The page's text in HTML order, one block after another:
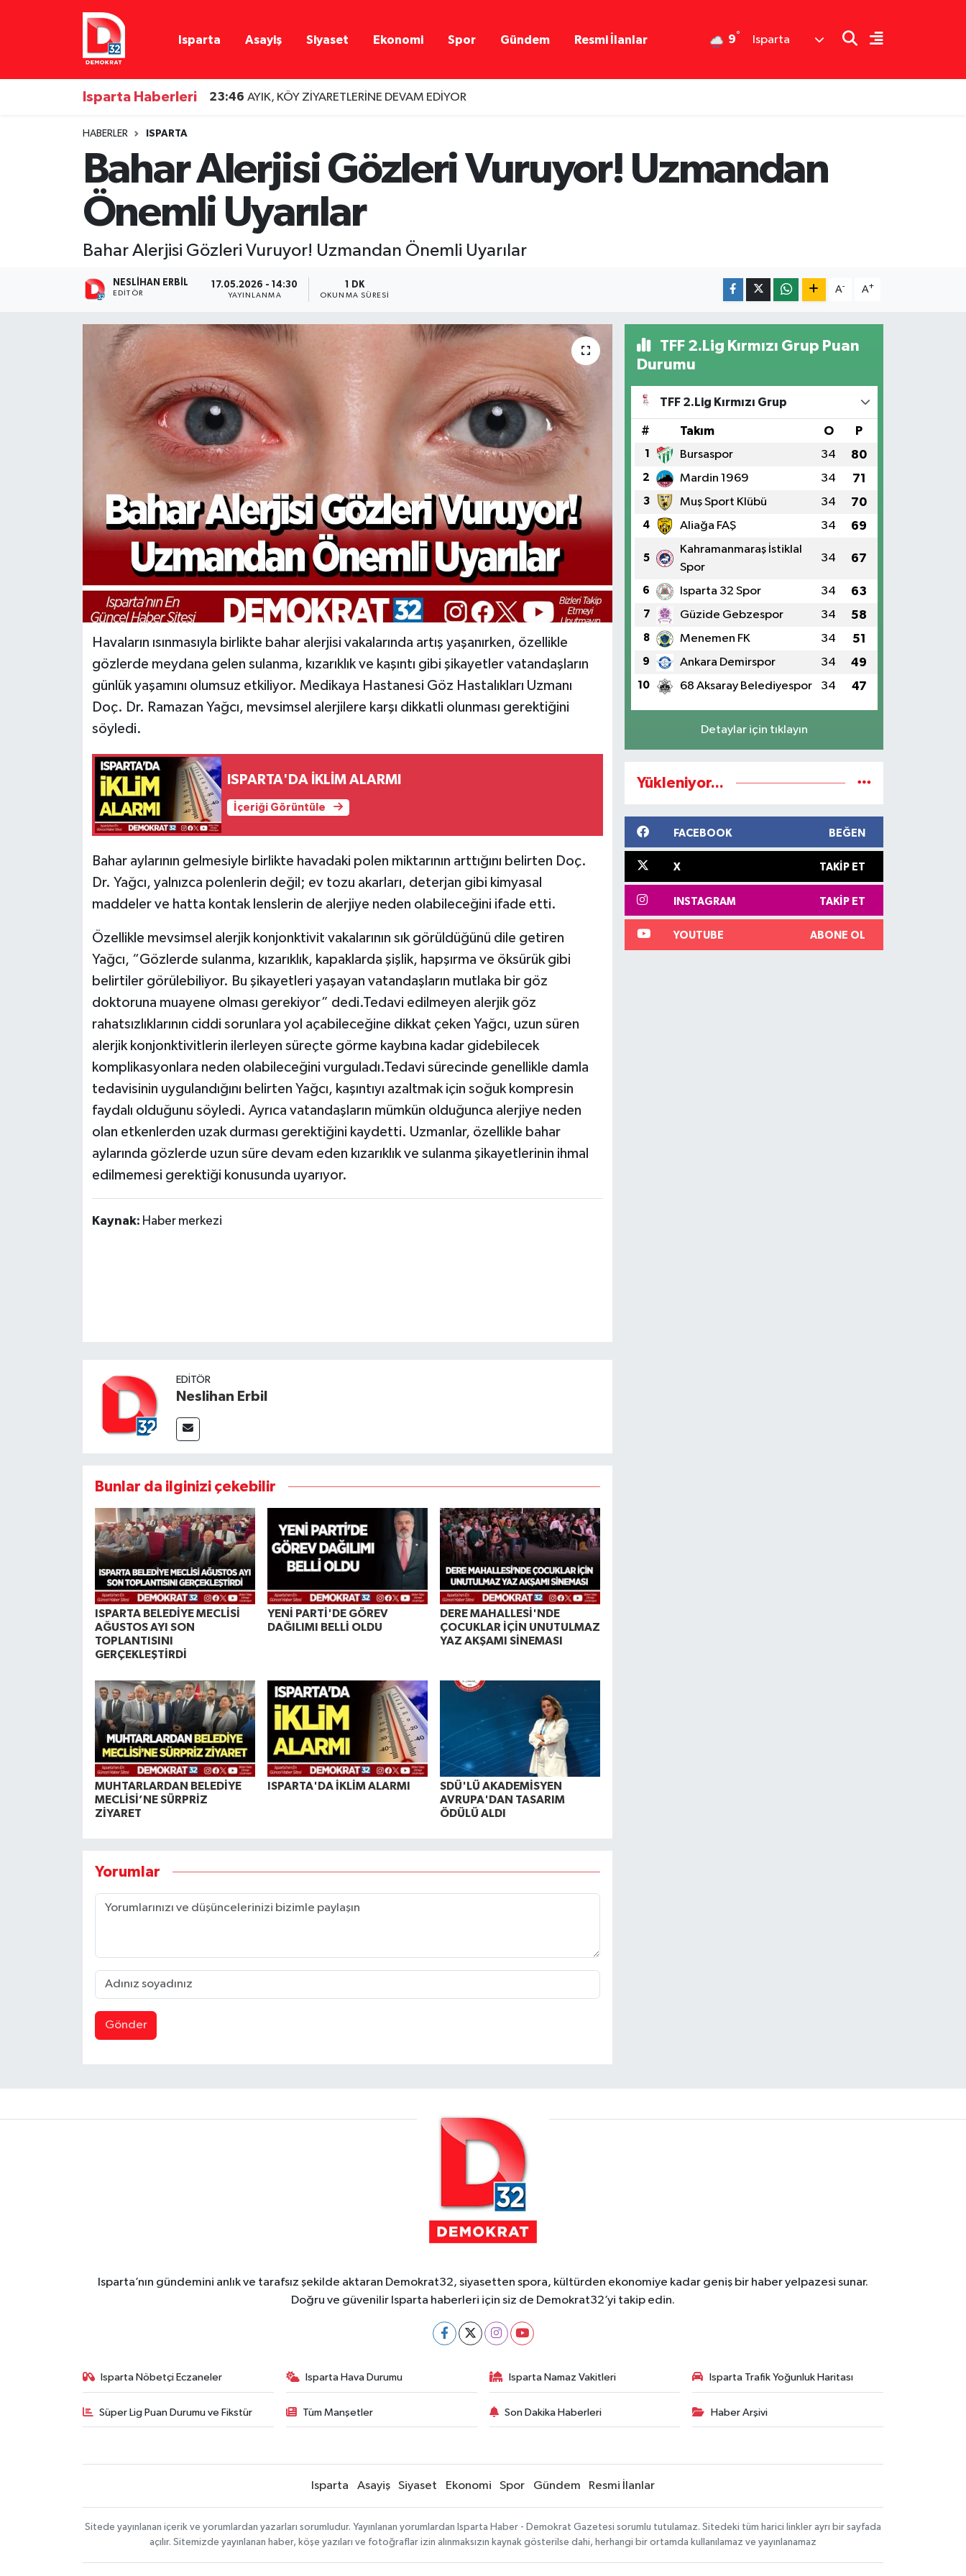
Isparta Asayiş Siyaset Ekonomi Spor Gündem Resmi İlanlar 9° Isparta
Isparta Haberleri 23:46 AYIK, KÖY ZİYARETLERİNE DEVAM EDİYOR
HABERLER ISPARTA
Bahar Alerjisi Gözleri Vuruyor! Uzmandan
Önemli Uyarılar
Bahar Alerjisi Gözleri Vuruyor! Uzmandan Önemli Uyarılar
NESLIHAN ERBIL
EDITÖR
17.05.2026 - 14:30
YAYINLANMA
1 DK
OKUNMA SÜRESI
A- A+
Havaların ısınmasıyla birlikte bahar alerjisi vakalarında artış yaşanırken, özellikle
gözlerde meydana gelen sulanma, kızarıklık ve kaşıntı gibi şikayetler vatandaşların
günlük yaşamını olumsuz etkiliyor. Medikaya Hastanesi Göz Hastalıkları Uzmanı
Doç. Dr. Ramazan Yağcı, mevsimsel alerjilere karşı dikkatli olunması gerektiğini
söyledi.
ISPARTA'DA İKLİM ALARMI
İçeriği Görüntüle
Bahar aylarının gelmesiyle birlikte havadaki polen miktarının arttığını belirten Doç.
Dr. Yağcı, yalnızca polenlerin değil; ev tozu akarları, deterjan gibi kimyasal
maddeler ve hatta kontak lenslerin de alerjiye neden olabileceğini ifade etti.
Özellikle mevsimsel alerjik konjonktivit vakalarının sık görüldüğünü dile getiren
Yağcı, “Gözlerde sulanma, kızarıklık, kapaklarda şişlik, hapşırma ve öksürük gibi
belirtiler görülebiliyor. Bu şikayetleri yaşayan vatandaşların mutlaka bir göz
doktoruna muayene olması gerekiyor” dedi.Tedavi edilmeyen alerjik göz
rahatsızlıklarının ciddi sorunlara yol açabileceğine dikkat çeken Yağcı, uzun süren
alerjik konjonktivitlerin ilerleyen süreçte görme kaybına kadar gidebilecek
komplikasyonlara neden olabileceğini vurguladı.Tedavi sürecinde genellikle damla
tedavisinin uygulandığını belirten Yağcı, kaşıntıyı azaltmak için soğuk kompresin
faydalı olduğunu söyledi. Ayrıca vatandaşların mümkün olduğunca alerjiye neden
olan etkenlerden uzak durması gerektiğini kaydetti. Uzmanlar, özellikle bahar
aylarında gözlerde uzun süre devam eden kızarıklık ve sulanma şikayetlerinin ihmal
edilmemesi gerektiği konusunda uyarıyor.
Kaynak: Haber merkezi
EDITÖR
Neslihan Erbil
Bunlar da ilginizi çekebilir
ISPARTA BELEDİYE MECLİSİ
AĞUSTOS AYI SON
TOPLANTISINI
GERÇEKLEŞTİRDİ
YENİ PARTİ'DE GÖREV
DAĞILIMI BELLİ OLDU
DERE MAHALLESİ'NDE
ÇOCUKLAR İÇİN UNUTULMAZ
YAZ AKŞAMI SİNEMASI
MUHTARLARDAN BELEDİYE
MECLİSİ’NE SÜRPRİZ
ZİYARET
ISPARTA'DA İKLİM ALARMI
SDÜ'LÜ AKADEMİSYEN
AVRUPA'DAN TASARIM
ÖDÜLÜ ALDI
Yorumlar
Gönder
TFF 2.Lig Kırmızı Grup Puan
Durumu
TFF 2.Lig Kırmızı Grup
# Takım O P
1 Bursaspor 34 80
2 Mardin 1969 34 71
3 Muş Sport Klübü 34 70
4 Aliağa FAŞ 34 69
5
Kahramanmaraş İstiklal
Spor
34 67
6 Isparta 32 Spor 34 63
7 Güzide Gebzespor 34 58
8 Menemen FK 34 51
9 Ankara Demirspor 34 49
10 68 Aksaray Belediyespor 34 47
Detaylar için tıklayın
Yükleniyor...
FACEBOOK BEĞEN
X TAKIP ET
INSTAGRAM TAKIP ET
YOUTUBE ABONE OL
Isparta’nın gündemini anlık ve tarafsız şekilde aktaran Demokrat32, siyasetten spora, kültürden ekonomiye kadar geniş bir haber yelpazesi sunar.
Doğru ve güvenilir Isparta haberleri için siz de Demokrat32’yi takip edin.
Isparta Nöbetçi Eczaneler Isparta Hava Durumu Isparta Namaz Vakitleri Isparta Trafik Yoğunluk Haritası
Süper Lig Puan Durumu ve Fikstür Tüm Manşetler Son Dakika Haberleri Haber Arşivi
Isparta Asayiş Siyaset Ekonomi Spor Gündem Resmi İlanlar
Sitede yayınlanan içerik ve yorumlardan yazarları sorumludur. Yayınlanan yorumlardan Isparta Haber - Demokrat Gazetesi sorumlu tutulamaz. Sitedeki tüm harici linkler ayrı bir sayfada
açılır. Sitemizde yayınlanan haber, köşe yazıları ve fotoğraflar izin alınmaksızın kaynak gösterilse dahi, herhangi bir ortamda kullanılamaz ve yayınlanamaz
Isparta Nöbetçi Eczaneler
Isparta Hava Durumu
Isparta Namaz Vakitleri
Isparta Trafik Yoğunluk Haritası
Süper Lig Puan Durumu ve Fikstür
Son Dakika Haberleri